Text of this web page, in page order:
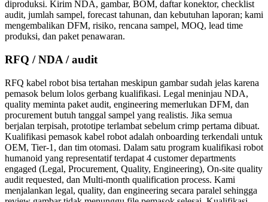
diproduksi. Kirim NDA, gambar, BOM, daftar konektor, checklist
audit, jumlah sampel, forecast tahunan, dan kebutuhan laporan; kami
mengembalikan DFM, risiko, rencana sampel, MOQ, lead time
produksi, dan paket penawaran.
RFQ / NDA / audit
RFQ kabel robot bisa tertahan meskipun gambar sudah jelas karena
pemasok belum lolos gerbang kualifikasi. Legal meninjau NDA,
quality meminta paket audit, engineering memerlukan DFM, dan
procurement butuh tanggal sampel yang realistis. Jika semua
berjalan terpisah, prototipe terlambat sebelum crimp pertama dibuat.
Kualifikasi pemasok kabel robot adalah onboarding terkendali untuk
OEM, Tier-1, dan tim otomasi. Dalam satu program kualifikasi robot
humanoid yang representatif terdapat 4 customer departments
engaged (Legal, Procurement, Quality, Engineering), On-site quality
audit requested, dan Multi-month qualification process. Kami
menjalankan legal, quality, dan engineering secara paralel sehingga